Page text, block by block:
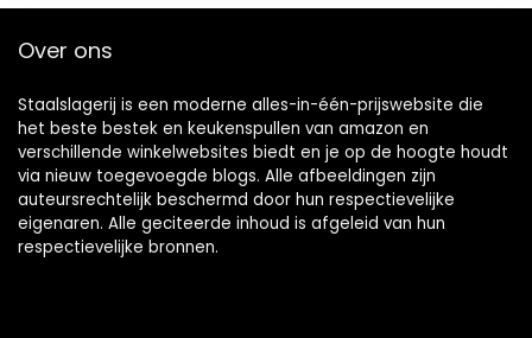
Over ons
Staalslagerij is een moderne alles-in-één-prijswebsite die
het beste bestek en keukenspullen van amazon en
verschillende winkelwebsites biedt en je op de hoogte houdt
via nieuw toegevoegde blogs. Alle afbeeldingen zijn
auteursrechtelijk beschermd door hun respectievelijke
eigenaren. Alle geciteerde inhoud is afgeleid van hun
respectievelijke bronnen.